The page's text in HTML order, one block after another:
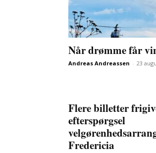
Når drømme får
Andreas Andreassen - 23
Flere billetter
efterspørgsel
Fredericia